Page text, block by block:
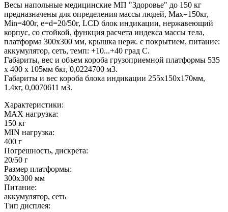
Весы напольные медицинские МП "Здоровье" до 150 кг
предназначены для определения массы людей, Мах=150кг,
Min=400г, e=d=20/50г, LCD блок индикации, нержавеющий
корпус, со стойкой, функция расчета индекса массы тела,
платформа 300х300 мм, крышка нерж. с покрытием, питание:
аккумулятор, сеть, темп: +10...+40 град С.
Габариты, вес и объем короба грузоприемной платформы 535
х 400 х 105мм 6кг, 0,0224700 м3.
Габариты и вес короба блока индикации 255х150х170мм,
1.4кг, 0,0070611 м3.
Характеристики:
MAX нагрузка:
150 кг
MIN нагрузка:
400 г
Погрешность, дискрета:
20/50 г
Размер платформы:
300х300 мм
Питание:
аккумулятор, сеть
Тип дисплея: